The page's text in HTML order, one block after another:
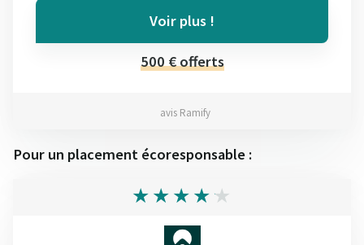
Voir plus !
500 € offerts
avis Ramify
Pour un placement écoresponsable :